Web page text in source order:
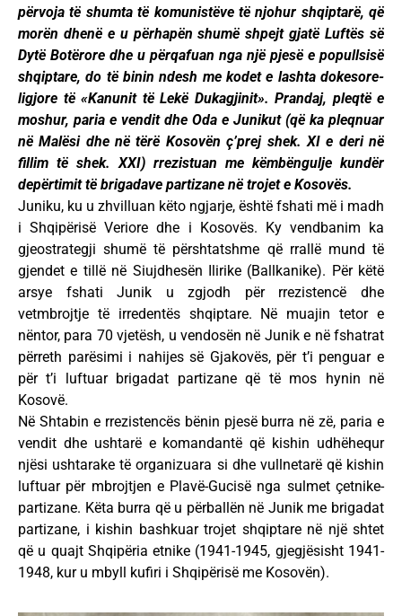
përvoja të shumta të komunistëve të njohur shqiptarë, që
morën dhenë e u përhapën shumë shpejt gjatë Luftës së
Dytë Botërore dhe u përqafuan nga një pjesë e popullsisë
shqiptare, do të binin ndesh me kodet e lashta dokesore-
ligjore të «Kanunit të Lekë Dukagjinit». Prandaj, pleqtë e
moshur, paria e vendit dhe Oda e Junikut (që ka pleqnuar
në Malësi dhe në tërë Kosovën ç’prej shek. XI e deri në
fillim të shek. XXI) rrezistuan me këmbëngulje kundër
depërtimit të brigadave partizane në trojet e Kosovës.
Juniku, ku u zhvilluan këto ngjarje, është fshati më i madh
i Shqipërisë Veriore dhe i Kosovës. Ky vendbanim ka
gjeostrategji shumë të përshtatshme që rrallë mund të
gjendet e tillë në Siujdhesën Ilirike (Ballkanike). Për këtë
arsye fshati Junik u zgjodh për rrezistencë dhe
vetmbrojtje të irredentës shqiptare. Në muajin tetor e
nëntor, para 70 vjetësh, u vendosën në Junik e në fshatrat
përreth parësimi i nahijes së Gjakovës, për t’i penguar e
për t’i luftuar brigadat partizane që të mos hynin në
Kosovë.
Në Shtabin e rrezistencës bënin pjesë burra në zë, paria e
vendit dhe ushtarë e komandantë që kishin udhëhequr
njësi ushtarake të organizuara si dhe vullnetarë që kishin
luftuar për mbrojtjen e Plavë-Gucisë nga sulmet çetnike-
partizane. Këta burra që u përballën në Junik me brigadat
partizane, i kishin bashkuar trojet shqiptare në një shtet
që u quajt Shqipëria etnike (1941-1945, gjegjësisht 1941-
1948, kur u mbyll kufiri i Shqipërisë me Kosovën).